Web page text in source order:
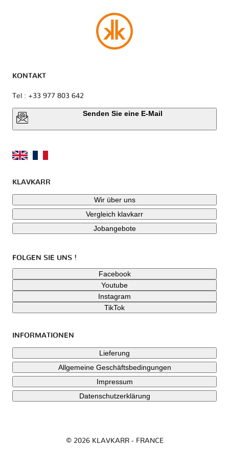
KONTAKT
Tel : +33 977 803 642
Senden Sie eine E-Mail
KLAVKARR
Wir über uns
Vergleich klavkarr
Jobangebote
FOLGEN SIE UNS !
Facebook
Youtube
Instagram
TikTok
INFORMATIONEN
Lieferung
Allgemeine Geschäftsbedingungen
Impressum
Datenschutzerklärung
© 2026 KLAVKARR - FRANCE